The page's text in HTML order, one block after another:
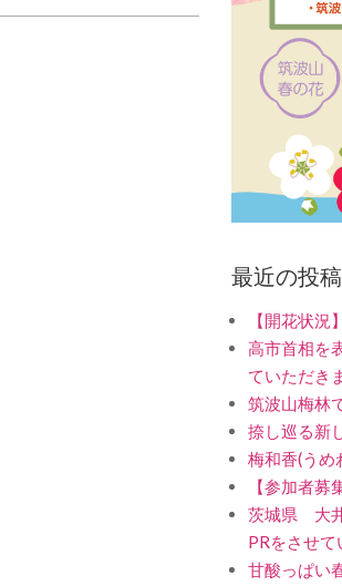
最近の投稿
【開花状
高市首相を
ていただき
筑波山梅林
捺し巡る新
梅和香(うめ
【参加者
茨城県 大
PRをさせて
甘酸っぱい